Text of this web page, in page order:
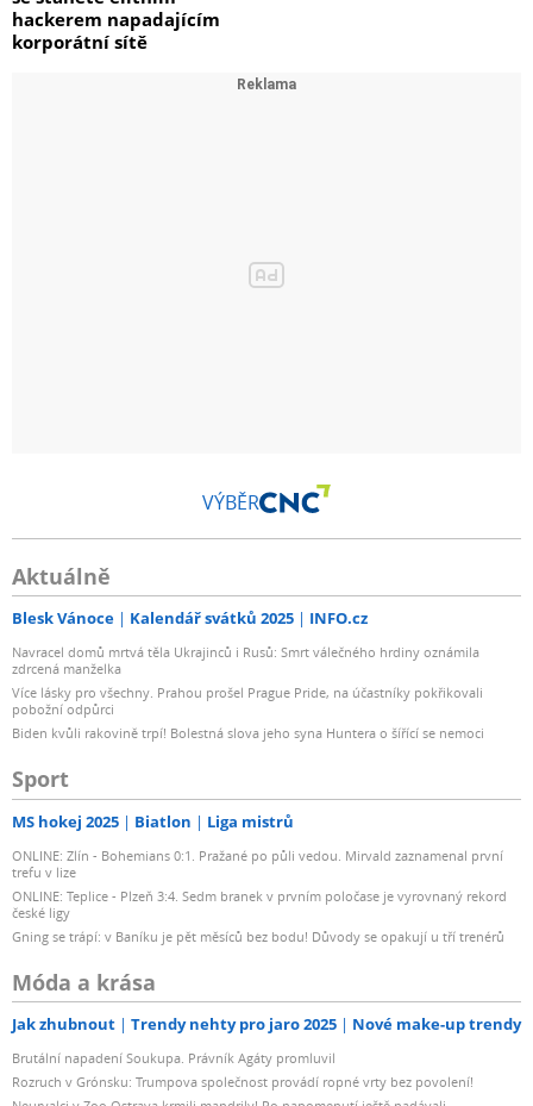
hackerem napadajícím
korporátní sítě
VÝBĚR
Aktuálně
Blesk Vánoce Kalendář svátků 2025 INFO.cz
Navracel domů mrtvá těla Ukrajinců i Rusů: Smrt válečného hrdiny oznámila
zdrcená manželka
Více lásky pro všechny. Prahou prošel Prague Pride, na účastníky pokřikovali
pobožní odpůrci
Biden kvůli rakovině trpí! Bolestná slova jeho syna Huntera o šířící se nemoci
Sport
MS hokej 2025 Biatlon Liga mistrů
ONLINE: Zlín - Bohemians 0:1. Pražané po půli vedou. Mirvald zaznamenal první
trefu v lize
ONLINE: Teplice - Plzeň 3:4. Sedm branek v prvním poločase je vyrovnaný rekord
české ligy
Gning se trápí: v Baníku je pět měsíců bez bodu! Důvody se opakují u tří trenérů
Móda a krása
Jak zhubnout Trendy nehty pro jaro 2025 Nové make-up trendy
Brutální napadení Soukupa. Právník Agáty promluvil
Rozruch v Grónsku: Trumpova společnost provádí ropné vrty bez povolení!